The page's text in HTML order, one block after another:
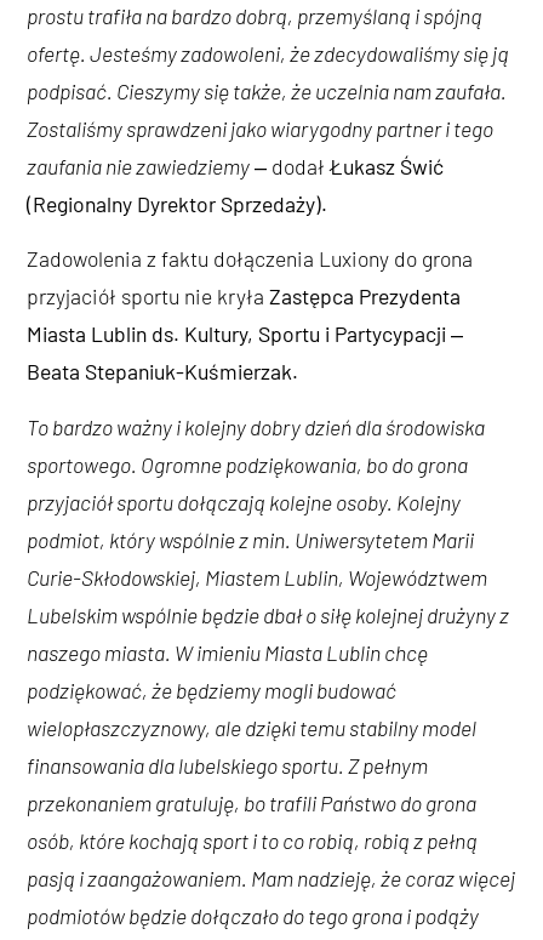
prostu trafiła na bardzo dobrą, przemyślaną i spójną
ofertę. Jesteśmy zadowoleni, że zdecydowaliśmy się ją
podpisać. Cieszymy się także, że uczelnia nam zaufała.
Zostaliśmy sprawdzeni jako wiarygodny partner i tego
zaufania nie zawiedziemy‒ dodałŁukasz Świć
(Regionalny Dyrektor Sprzedaży).
Zadowolenia z faktu dołączenia Luxiony do grona
przyjaciół sportu nie kryłaZastępca Prezydenta
Miasta Lublin ds. Kultury, Sportu i Partycypacji ‒
Beata Stepaniuk-Kuśmierzak.
To bardzo ważny i kolejny dobry dzień dla środowiska
sportowego. Ogromne podziękowania, bo do grona
przyjaciół sportu dołączają kolejne osoby. Kolejny
podmiot, który wspólnie z min. Uniwersytetem Marii
Curie-Skłodowskiej, Miastem Lublin, Województwem
Lubelskim wspólnie będzie dbał o siłę kolejnej drużyny z
naszego miasta. W imieniu Miasta Lublin chcę
podziękować, że będziemy mogli budować
wielopłaszczyznowy, ale dzięki temu stabilny model
finansowania dla lubelskiego sportu. Z pełnym
przekonaniem gratuluję, bo trafili Państwo do grona
osób, które kochają sport i to co robią, robią z pełną
pasją i zaangażowaniem. Mam nadzieję, że coraz więcej
podmiotów będzie dołączało do tego grona i podąży